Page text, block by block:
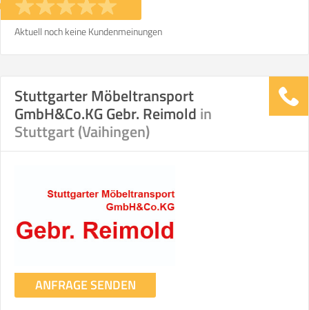
Aktuell noch keine Kundenmeinungen
Stuttgarter Möbeltransport
GmbH&Co.KG Gebr. Reimold in
Stuttgart (Vaihingen)
ANFRAGE SENDEN